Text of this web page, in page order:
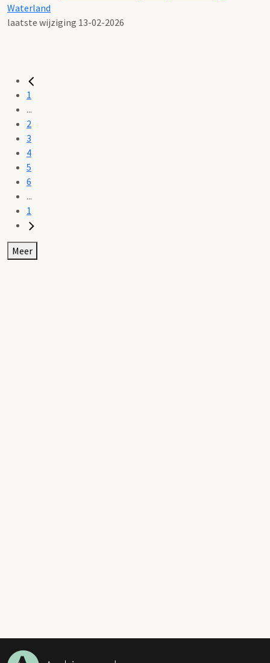
Waterland
laatste wijziging 13-02-2026
1
...
2
3
4
5
6
...
1
Meer